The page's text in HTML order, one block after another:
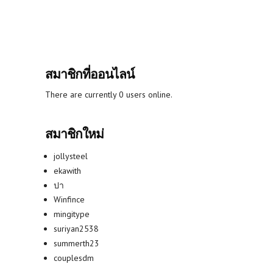
สมาชิกที่ออนไลน์
There are currently 0 users online.
สมาชิกใหม่
jollysteel
ekawith
ปา
Winfince
mingitype
suriyan2538
summerth23
couplesdm